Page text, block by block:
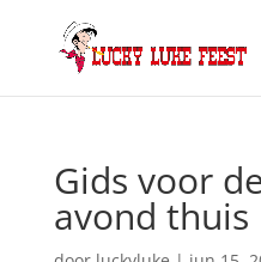
Gids voor
avond thuis